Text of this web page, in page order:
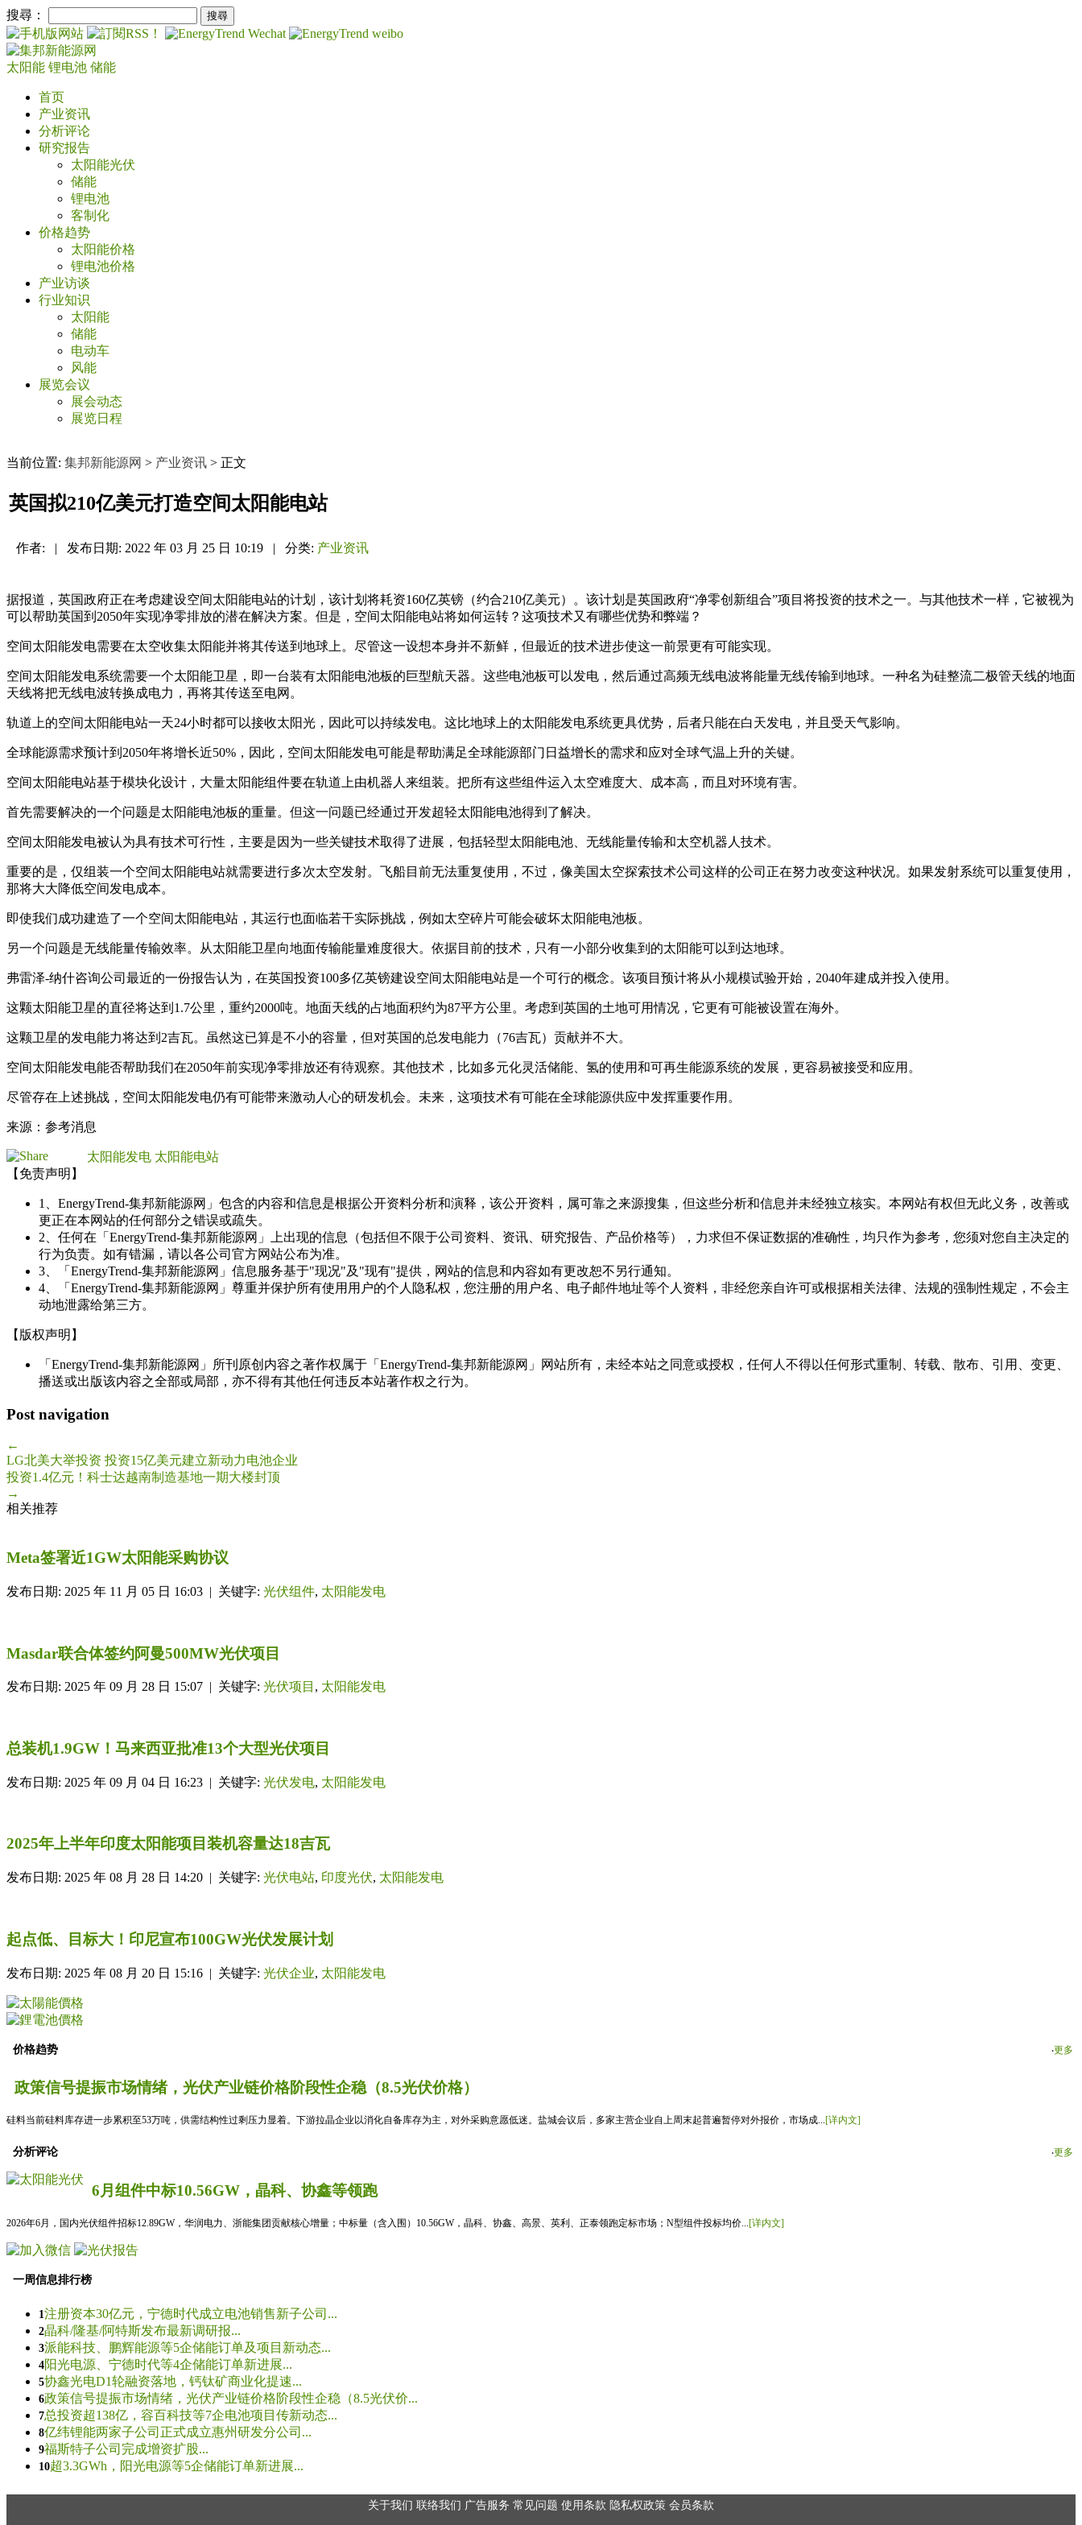
搜尋：
太阳能 锂电池 储能
首页
产业资讯
分析评论
研究报告
太阳能光伏
储能
锂电池
客制化
价格趋势
太阳能价格
锂电池价格
产业访谈
行业知识
太阳能
储能
电动车
风能
展览会议
展会动态
展览日程
当前位置: 集邦新能源网 > 产业资讯 > 正文
英国拟210亿美元打造空间太阳能电站
作者: | 发布日期: 2022 年 03 月 25 日 10:19 | 分类: 产业资讯
据报道，英国政府正在考虑建设空间太阳能电站的计划，该计划将耗资160亿英镑（约合210亿美元）。该计划是英国政府“净零创新组合”项目将投资的技术之一。与其他技术一样，它被视为
可以帮助英国到2050年实现净零排放的潜在解决方案。但是，空间太阳能电站将如何运转？这项技术又有哪些优势和弊端？
空间太阳能发电需要在太空收集太阳能并将其传送到地球上。尽管这一设想本身并不新鲜，但最近的技术进步使这一前景更有可能实现。
空间太阳能发电系统需要一个太阳能卫星，即一台装有太阳能电池板的巨型航天器。这些电池板可以发电，然后通过高频无线电波将能量无线传输到地球。一种名为硅整流二极管天线的地面
天线将把无线电波转换成电力，再将其传送至电网。
轨道上的空间太阳能电站一天24小时都可以接收太阳光，因此可以持续发电。这比地球上的太阳能发电系统更具优势，后者只能在白天发电，并且受天气影响。
全球能源需求预计到2050年将增长近50%，因此，空间太阳能发电可能是帮助满足全球能源部门日益增长的需求和应对全球气温上升的关键。
空间太阳能电站基于模块化设计，大量太阳能组件要在轨道上由机器人来组装。把所有这些组件运入太空难度大、成本高，而且对环境有害。
首先需要解决的一个问题是太阳能电池板的重量。但这一问题已经通过开发超轻太阳能电池得到了解决。
空间太阳能发电被认为具有技术可行性，主要是因为一些关键技术取得了进展，包括轻型太阳能电池、无线能量传输和太空机器人技术。
重要的是，仅组装一个空间太阳能电站就需要进行多次太空发射。飞船目前无法重复使用，不过，像美国太空探索技术公司这样的公司正在努力改变这种状况。如果发射系统可以重复使用，
那将大大降低空间发电成本。
即使我们成功建造了一个空间太阳能电站，其运行也面临若干实际挑战，例如太空碎片可能会破坏太阳能电池板。
另一个问题是无线能量传输效率。从太阳能卫星向地面传输能量难度很大。依据目前的技术，只有一小部分收集到的太阳能可以到达地球。
弗雷泽-纳什咨询公司最近的一份报告认为，在英国投资100多亿英镑建设空间太阳能电站是一个可行的概念。该项目预计将从小规模试验开始，2040年建成并投入使用。
这颗太阳能卫星的直径将达到1.7公里，重约2000吨。地面天线的占地面积约为87平方公里。考虑到英国的土地可用情况，它更有可能被设置在海外。
这颗卫星的发电能力将达到2吉瓦。虽然这已算是不小的容量，但对英国的总发电能力（76吉瓦）贡献并不大。
空间太阳能发电能否帮助我们在2050年前实现净零排放还有待观察。其他技术，比如多元化灵活储能、氢的使用和可再生能源系统的发展，更容易被接受和应用。
尽管存在上述挑战，空间太阳能发电仍有可能带来激动人心的研发机会。未来，这项技术有可能在全球能源供应中发挥重要作用。
来源：参考消息
太阳能发电 太阳能电站
【免责声明】
1、EnergyTrend-集邦新能源网」包含的内容和信息是根据公开资料分析和演释，该公开资料，属可靠之来源搜集，但这些分析和信息并未经独立核实。本网站有权但无此义务，改善或
更正在本网站的任何部分之错误或疏失。
2、任何在「EnergyTrend-集邦新能源网」上出现的信息（包括但不限于公司资料、资讯、研究报告、产品价格等），力求但不保证数据的准确性，均只作为参考，您须对您自主决定的
行为负责。如有错漏，请以各公司官方网站公布为准。
3、「EnergyTrend-集邦新能源网」信息服务基于"现况"及"现有"提供，网站的信息和内容如有更改恕不另行通知。
4、「EnergyTrend-集邦新能源网」尊重并保护所有使用用户的个人隐私权，您注册的用户名、电子邮件地址等个人资料，非经您亲自许可或根据相关法律、法规的强制性规定，不会主
动地泄露给第三方。
【版权声明】
「EnergyTrend-集邦新能源网」所刊原创内容之著作权属于「EnergyTrend-集邦新能源网」网站所有，未经本站之同意或授权，任何人不得以任何形式重制、转载、散布、引用、变更、
播送或出版该内容之全部或局部，亦不得有其他任何违反本站著作权之行为。
Post navigation
←
LG北美大举投资 投资15亿美元建立新动力电池企业
投资1.4亿元！科士达越南制造基地一期大楼封顶
→
相关推荐
Meta签署近1GW太阳能采购协议
发布日期: 2025 年 11 月 05 日 16:03 | 关键字: 光伏组件, 太阳能发电
Masdar联合体签约阿曼500MW光伏项目
发布日期: 2025 年 09 月 28 日 15:07 | 关键字: 光伏项目 , 太阳能发电
总装机1.9GW！​马来西亚批准13个大型光伏项目
发布日期: 2025 年 09 月 04 日 16:23 | 关键字: 光伏发电, 太阳能发电
2025年上半年印度太阳能项目装机容量达18吉瓦
发布日期: 2025 年 08 月 28 日 14:20 | 关键字: 光伏电站, 印度光伏, 太阳能发电
起点低、目标大！印尼宣布100GW光伏发展计划
发布日期: 2025 年 08 月 20 日 15:16 | 关键字: 光伏企业, 太阳能发电
价格趋势 ‧更多
政策信号提振市场情绪，光伏产业链价格阶段性企稳（8.5光伏价格）
硅料当前硅料库存进一步累积至53万吨，供需结构性过剩压力显着。下游拉晶企业以消化自备库存为主，对外采购意愿低迷。盐城会议后，多家主营企业自上周末起普遍暂停对外报价，市场成...[详内文]
分析评论 ‧更多
6月组件中标10.56GW，晶科、协鑫等领跑
2026年6月，国内光伏组件招标12.89GW，华润电力、浙能集团贡献核心增量；中标量（含入围）10.56GW，晶科、协鑫、高景、英利、正泰领跑定标市场；N型组件投标均价... [详内文]
一周信息排行榜
1注册资本30亿元，宁德时代成立电池销售新子公司...
2晶科/隆基/阿特斯发布最新调研报...
3派能科技、鹏辉能源等5企储能订单及项目新动态...
4阳光电源、宁德时代等4企储能订单新进展...
5协鑫光电D1轮融资落地，钙钛矿商业化提速...
6政策信号提振市场情绪，光伏产业链价格阶段性企稳（8.5光伏价...
7总投资超138亿，容百科技等7企电池项目传新动态...
8亿纬锂能两家子公司正式成立惠州研发分公司...
9福斯特子公司完成增资扩股...
10超3.3GWh，阳光电源等5企储能订单新进展...
关于我们 联络我们 广告服务 常见问题 使用条款 隐私权政策 会员条款